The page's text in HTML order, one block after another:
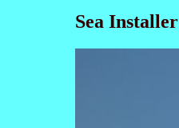
Sea Installer